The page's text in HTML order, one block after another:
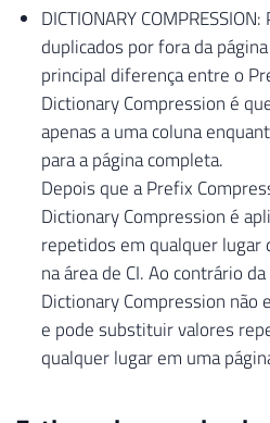
DICTIONARY
duplicados por fora da
principal diferença entre o
Dictionary Compression é
apenas a uma coluna
para a página completa.
Depois que a Prefix
Dictionary Compression é
repetidos em qualquer lugar
na área de CI. Ao contrário
Dictionary Compression não
e pode substituir valores
qualquer lugar em uma